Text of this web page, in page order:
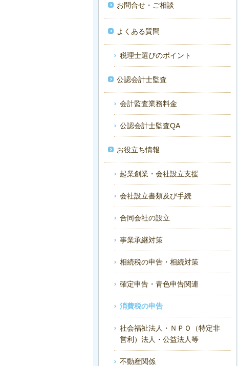
お問合せ・ご相談
よくある質問
税理士選びのポイント
公認会計士監査
会計監査業務料金
公認会計士監査QA
お役立ち情報
起業創業・会社設立支援
会社設立書類及び手続
合同会社の設立
事業承継対策
相続税の申告・相続対策
確定申告・青色申告関連
消費税の申告
社会福祉法人・ＮＰＯ（特定非
営利）法人・公益法人等
不動産関係